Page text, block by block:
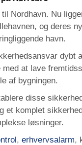
Nordhavn. Nu
og deres
havn.
dybt
med at lave
af bygningen.
disse
et komplet
løsninger.
, erhvervsalarm,